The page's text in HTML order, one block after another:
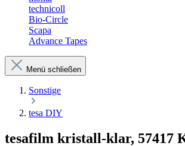
technicoll
Bio-Circle
Scapa
Advance Tapes
Menü schließen
Sonstige
tesa DIY
tesafilm kristall-klar, 57417